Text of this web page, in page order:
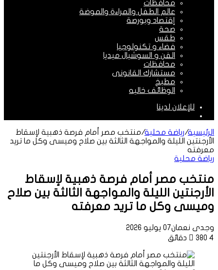
محافظات
عالم الطفل والمراءة والموضة
إقتصاد وبورصة
صحة
طقس
فضاء و تكنولوجيا
الفن و السوشيال ميديا
محافظات
مستشارك القانونى
مطبخ
الوظائف خاليه
للإعلان لدينا
الرئيسية/رياضة محلية/منتخب مصر أمام فرصة ذهبية لإسقاط
الأرجنتين الليلة والمواجهة الثالثة بين صلاح وميسى وكل ما تريد
معرفته
رياضة محلية
منتخب مصر أمام فرصة ذهبية لإسقاط
الأرجنتين الليلة والمواجهة الثالثة بين صلاح
وميسى وكل ما تريد معرفته
وجدى نعمان07 يوليو 2026
380 4 دقائق